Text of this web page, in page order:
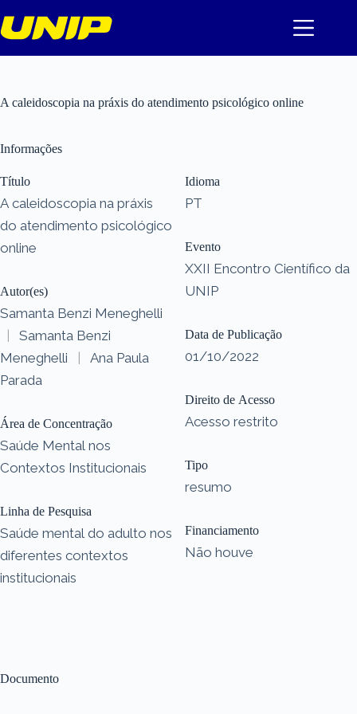
para
o
A caleidoscopia na práxis do atendimento psicológico online
Documento
Informações
Título
A caleidoscopia na práxis
do atendimento psicológico
online
Autor(es)
Samanta Benzi Meneghelli
|
Samanta Benzi
Meneghelli
|
Ana Paula
Parada
Área de Concentração
Saúde Mental nos
Contextos Institucionais
Linha de Pesquisa
Saúde mental do adulto nos
diferentes contextos
institucionais
Idioma
PT
Evento
XXII Encontro Científico da
UNIP
Data de Publicação
01/10/2022
Direito de Acesso
Acesso restrito
Tipo
resumo
Financiamento
Não houve